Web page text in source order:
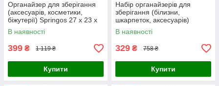
Органайзер для зберігання
(аксесуарів, косметики,
біжутерії) Springos 27 x 23 x
20 см HA1090
В наявності
399 ₴ 1 119 ₴
Купити
Набір органайзерів для
зберігання (білизни,
шкарпеток, аксесуарів)
Springos HA3115
В наявності
329 ₴ 758 ₴
Купити